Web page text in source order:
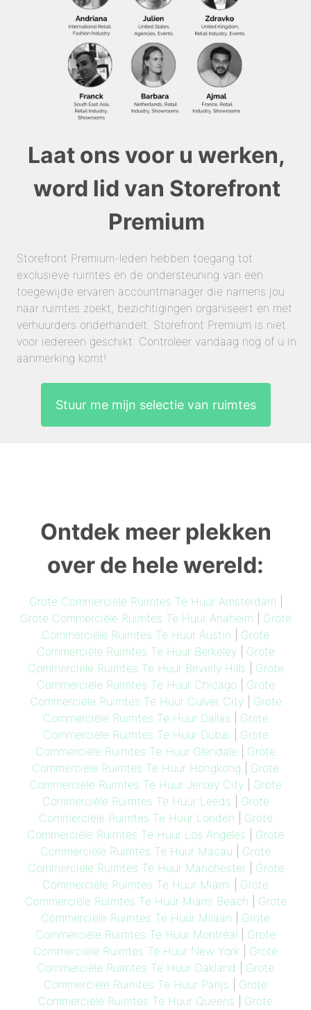
Laat ons voor u werken,
word lid van Storefront
Premium
Storefront Premium-leden hebben toegang tot
exclusieve ruimtes en de ondersteuning van een
toegewijde ervaren accountmanager die namens jou
naar ruimtes zoekt, bezichtigingen organiseert en met
verhuurders onderhandelt. Storefront Premium is niet
voor iedereen geschikt. Controleer vandaag nog of u in
aanmerking komt!
Stuur me mijn selectie van ruimtes
Ontdek meer plekken
over de hele wereld:
Grote Commerciële Ruimtes Te Huur Amsterdam
Grote Commerciële Ruimtes Te Huur Anaheim
Grote
Commerciële Ruimtes Te Huur Austin
Grote
Commerciële Ruimtes Te Huur Berkeley| Grote
Commerciële Ruimtes Te Huur Beverly Hills
Grote
Commerciële Ruimtes Te Huur Chicago| Grote
Commerciële Ruimtes Te Huur Culver City| Grote
Commerciële Ruimtes Te Huur Dallas
Grote
Commerciële Ruimtes Te Huur Dubai
Grote
Commerciële Ruimtes Te Huur Glendale
Grote
Commerciële Ruimtes Te Huur Hongkong
Grote
Commerciële Ruimtes Te Huur Jersey City
Grote
Commerciële Ruimtes Te Huur Leeds
Grote
Commerciële Ruimtes Te Huur Londen
Grote
Commerciële Ruimtes Te Huur Los Angeles
Grote
Commerciële Ruimtes Te Huur Macau
Grote
Commerciële Ruimtes Te Huur Manchester| Grote
Commerciële Ruimtes Te Huur Miami
Grote
Commerciële Ruimtes Te Huur Miami Beach
Grote
Commerciële Ruimtes Te Huur Milaan
Grote
Commerciële Ruimtes Te Huur Montréal
Grote
Commerciële Ruimtes Te Huur New York
Grote
Commerciële Ruimtes Te Huur Oakland
Grote
Commerciële Ruimtes Te Huur Parijs
Grote
Commerciële Ruimtes Te Huur Queens
Grote